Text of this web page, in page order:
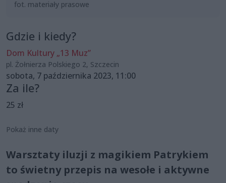
fot. materiały prasowe
Gdzie i kiedy?
Dom Kultury „13 Muz”
pl. Żołnierza Polskiego 2, Szczecin
sobota, 7 października 2023, 11:00
Za ile?
25 zł
Pokaż inne daty
Warsztaty iluzji z magikiem Patrykiem
to świetny przepis na wesołe i aktywne